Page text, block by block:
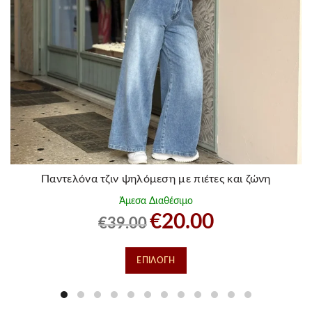
Παντελόνα τζιν ψηλόμεση με πιέτες και ζώνη
Άμεσα Διαθέσιμο
€39.00
Original
price
was:
€39.00.
€20.00
ΕΠΙΛΟΓΉ
έχει